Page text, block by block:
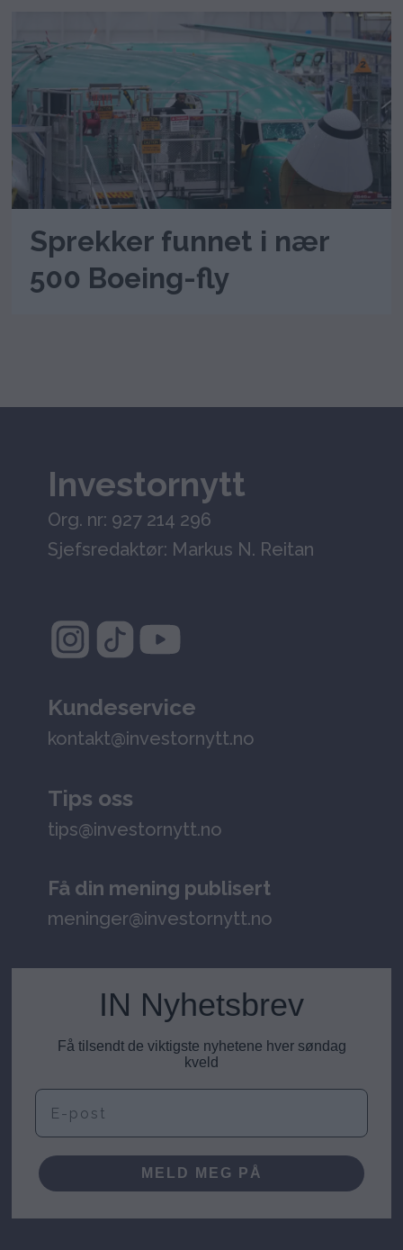
Sprekker funnet i nær
500 Boeing-fly
Investornytt
Org. nr: 927 214 296
Sjefsredaktør: Markus N. Reitan
Kundeservice
kontakt@investornytt.no
Tips oss
tips@investornytt.no
Få din mening publisert
meninger@investornytt.no
IN Nyhetsbrev
Få tilsendt de viktigste nyhetene hver søndag
kveld
E-post
MELD MEG PÅ